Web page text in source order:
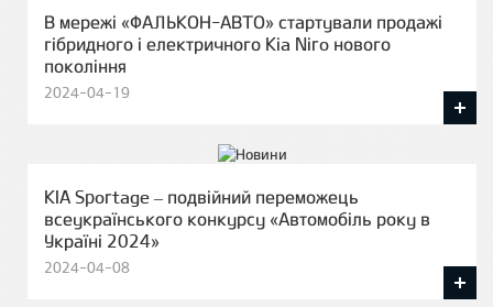
В мережі «ФАЛЬКОН-АВТО» стартували продажі
гібридного і електричного Kia Niro нового
покоління
2024-04-19
KIA Sportage – подвійний переможець
всеукраїнського конкурсу «Автомобіль року в
Україні 2024»
2024-04-08